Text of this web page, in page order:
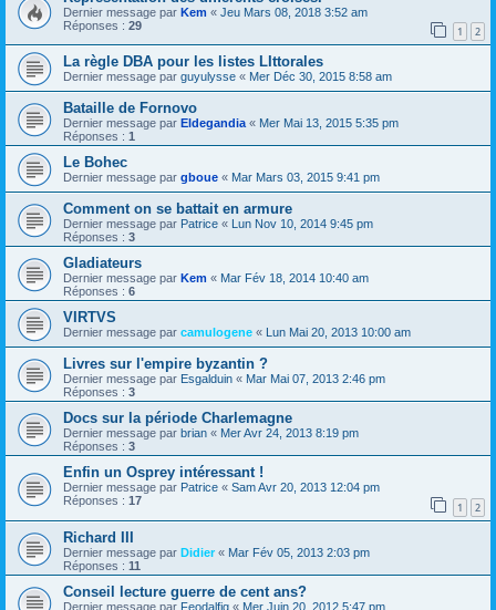
Dernier message par Kem « Jeu Mars 08, 2018 3:52 am
Réponses : 29 1 2
La règle DBA pour les listes LIttorales
Dernier message par guyulysse « Mer Déc 30, 2015 8:58 am
Bataille de Fornovo
Dernier message par Eldegandia« Mer Mai 13, 2015 5:35 pm
Réponses : 1
Le Bohec
Dernier message par gboue « Mar Mars 03, 2015 9:41 pm
Comment on se battait en armure
Dernier message par Patrice « Lun Nov 10, 2014 9:45 pm
Réponses : 3
Gladiateurs
Dernier message par Kem « Mar Fév 18, 2014 10:40 am
Réponses : 6
VIRTVS
Dernier message par camulogene « Lun Mai 20, 2013 10:00 am
Livres sur l'empire byzantin ?
Dernier message par Esgalduin « Mar Mai 07, 2013 2:46 pm
Réponses : 3
Docs sur la période Charlemagne
Dernier message par brian « Mer Avr 24, 2013 8:19 pm
Réponses : 3
Enfin un Osprey intéressant !
Dernier message par Patrice « Sam Avr 20, 2013 12:04 pm
Réponses : 17 1 2
Richard III
Dernier message par Didier « Mar Fév 05, 2013 2:03 pm
Réponses : 11
Conseil lecture guerre de cent ans?
Dernier message par Feodalfig « Mer Juin 20, 2012 5:47 pm